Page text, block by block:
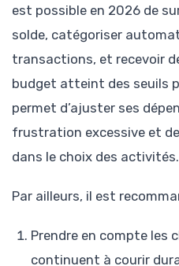
est possible en 2026 de
solde, catégoriser
transactions, et recevoir
budget atteint des seuils
permet d’ajuster ses
frustration excessive et
dans le choix des activités.
Par ailleurs, il est
Prendre en compte les
continuent à courir